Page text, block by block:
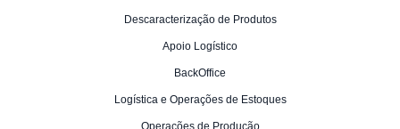
Descaracterização de Produtos
Apoio Logístico
BackOffice
Logística e Operações de Estoques
Operações de Produção